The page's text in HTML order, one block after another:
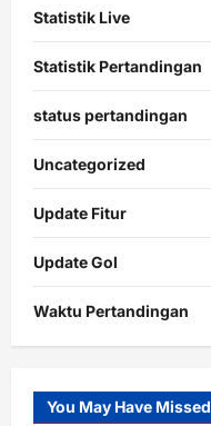
Statistik Live
Statistik Pertandingan
status pertandingan
Uncategorized
Update Fitur
Update Gol
Waktu Pertandingan
Slot
Gacor
You May Have Missed